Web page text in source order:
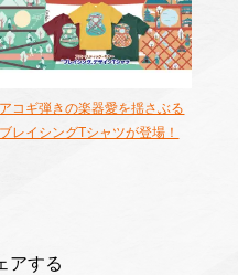
アコギ弾きの楽器愛を揺さぶる
ブレイシングTシャツが登場！
アする